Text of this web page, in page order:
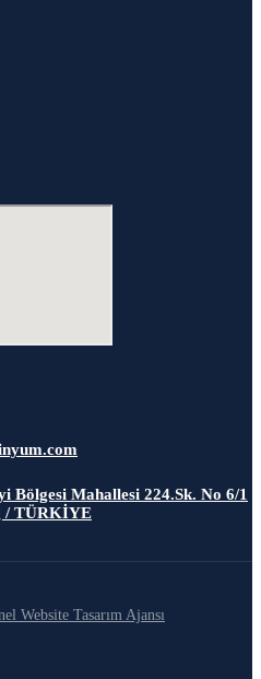
Bölgesi Mahallesi 224.Sk. No 6/1
/ TÜRKİYE
Website Tasarım Ajansı